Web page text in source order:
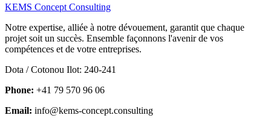
KEMS Concept Consulting
Notre expertise, alliée à notre dévouement, garantit que chaque
projet soit un succès. Ensemble façonnons l'avenir de vos
compétences et de votre entreprises.
Dota / Cotonou Ilot: 240-241
Phone: +41 79 570 96 06
Email: info@kems-concept.consulting